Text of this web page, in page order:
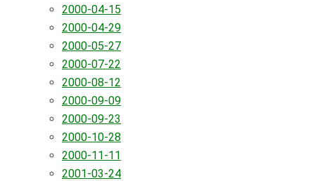
2000-04-15
2000-04-29
2000-05-27
2000-07-22
2000-08-12
2000-09-09
2000-09-23
2000-10-28
2000-11-11
2001-03-24